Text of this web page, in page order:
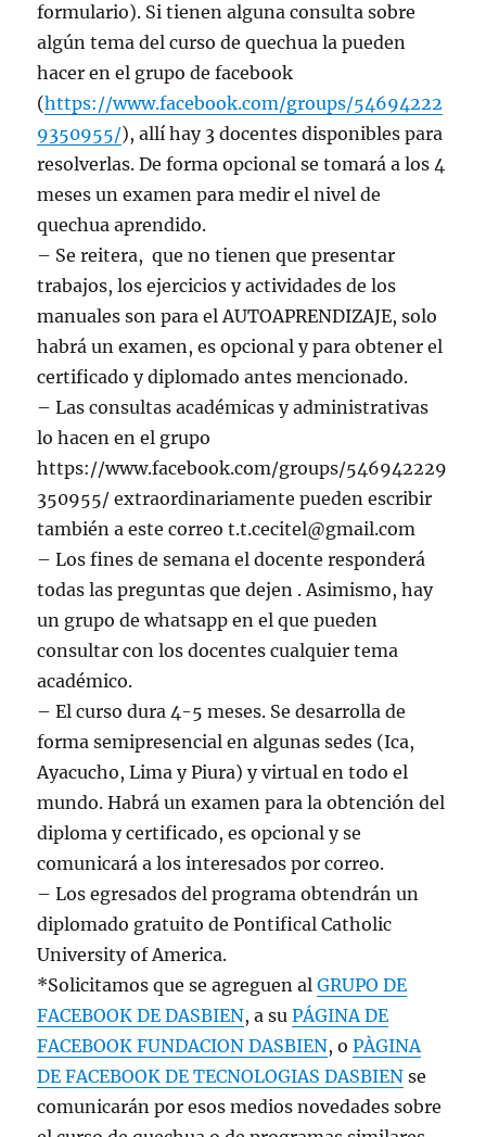
formulario). Si tienen alguna consulta sobre
algún tema del curso de quechua la pueden
hacer en el grupo de facebook
(https://www.facebook.com/groups/54694222
9350955/), allí hay 3 docentes disponibles para
resolverlas. De forma opcional se tomará a los 4
meses un examen para medir el nivel de
quechua aprendido.
– Se reitera, que no tienen que presentar
trabajos, los ejercicios y actividades de los
manuales son para el AUTOAPRENDIZAJE, solo
habrá un examen, es opcional y para obtener el
certificado y diplomado antes mencionado.
– Las consultas académicas y administrativas
lo hacen en el grupo
https://www.facebook.com/groups/546942229
350955/ extraordinariamente pueden escribir
también a este correo t.t.cecitel@gmail.com
– Los fines de semana el docente responderá
todas las preguntas que dejen . Asimismo, hay
un grupo de whatsapp en el que pueden
consultar con los docentes cualquier tema
académico.
– El curso dura 4-5 meses. Se desarrolla de
forma semipresencial en algunas sedes (Ica,
Ayacucho, Lima y Piura) y virtual en todo el
mundo. Habrá un examen para la obtención del
diploma y certificado, es opcional y se
comunicará a los interesados por correo.
– Los egresados del programa obtendrán un
diplomado gratuito de Pontifical Catholic
University of America.
*Solicitamos que se agreguen alGRUPO DE
FACEBOOK DE DASBIEN, a suPÁGINA DE
FACEBOOK FUNDACION DASBIEN, oPÀGINA
DE FACEBOOK DE TECNOLOGIAS DASBIEN se
comunicarán por esos medios novedades sobre